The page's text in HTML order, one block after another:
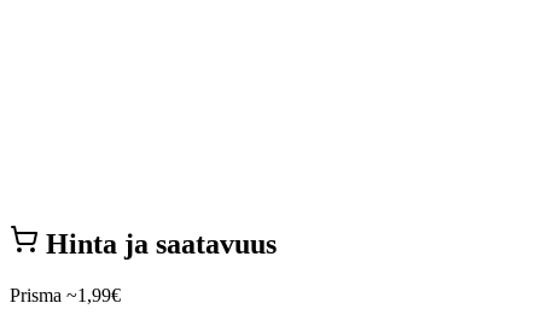
Hinta ja saatavuus
Prisma ~1,99€